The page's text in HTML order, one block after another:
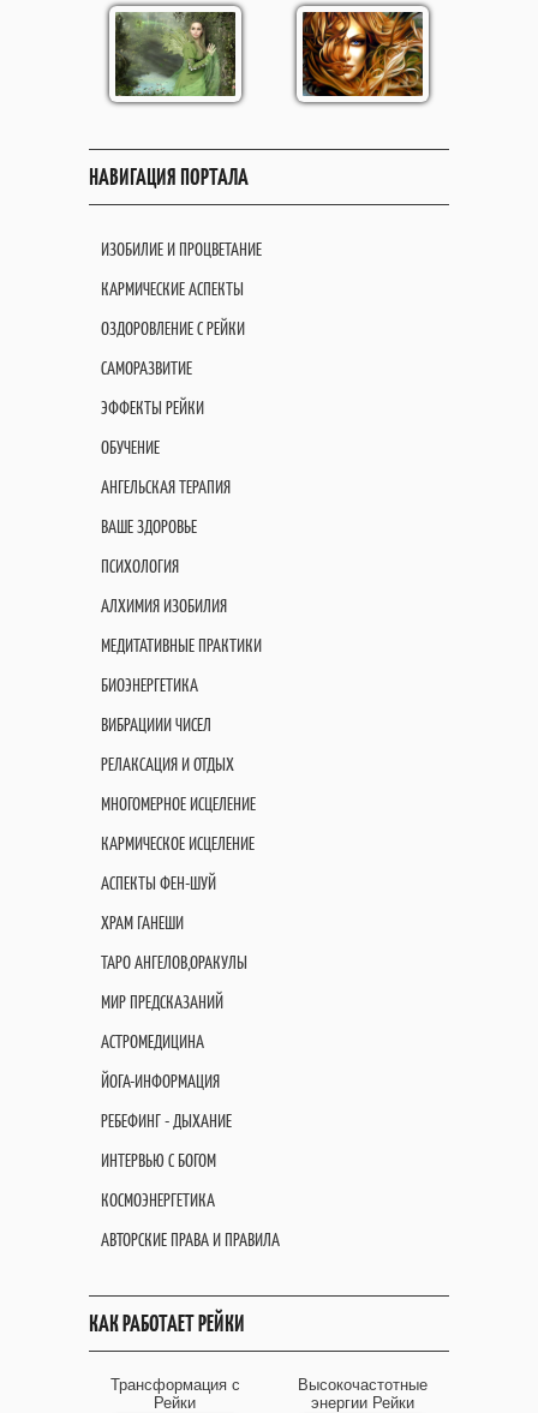
НАВИГАЦИЯ ПОРТАЛА
ИЗОБИЛИЕ И ПРОЦВЕТАНИЕ
КАРМИЧЕСКИЕ АСПЕКТЫ
ОЗДОРОВЛЕНИЕ С РЕЙКИ
САМОРАЗВИТИЕ
ЭФФЕКТЫ РЕЙКИ
ОБУЧЕНИЕ
АНГЕЛЬСКАЯ ТЕРАПИЯ
ВАШЕ ЗДОРОВЬЕ
ПСИХОЛОГИЯ
АЛХИМИЯ ИЗОБИЛИЯ
МЕДИТАТИВНЫЕ ПРАКТИКИ
БИОЭНЕРГЕТИКА
ВИБРАЦИИИ ЧИСЕЛ
РЕЛАКСАЦИЯ И ОТДЫХ
МНОГОМЕРНОЕ ИСЦЕЛЕНИЕ
КАРМИЧЕСКОЕ ИСЦЕЛЕНИЕ
АСПЕКТЫ ФЕН-ШУЙ
ХРАМ ГАНЕШИ
ТАРО АНГЕЛОВ,ОРАКУЛЫ
МИР ПРЕДСКАЗАНИЙ
АСТРОМЕДИЦИНА
ЙОГА-ИНФОРМАЦИЯ
РЕБЕФИНГ - ДЫХАНИЕ
ИНТЕРВЬЮ С БОГОМ
КОСМОЭНЕРГЕТИКА
АВТОРСКИЕ ПРАВА И ПРАВИЛА
КАК РАБОТАЕТ РЕЙКИ
Трансформация с
Рейки
Высокочастотные
энергии Рейки